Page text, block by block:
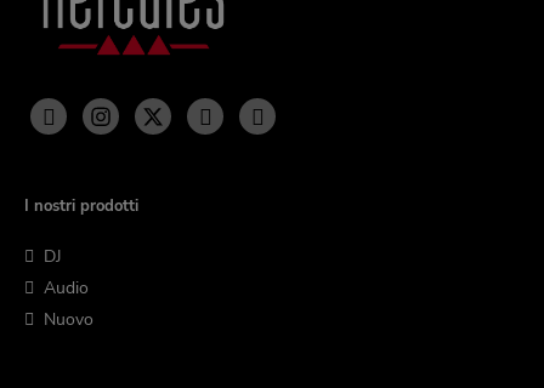
I nostri prodotti
DJ
Audio
Nuovo